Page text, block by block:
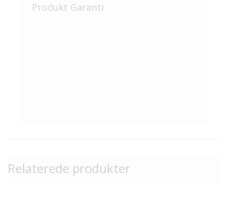
Produkt Garanti
Relaterede produkter